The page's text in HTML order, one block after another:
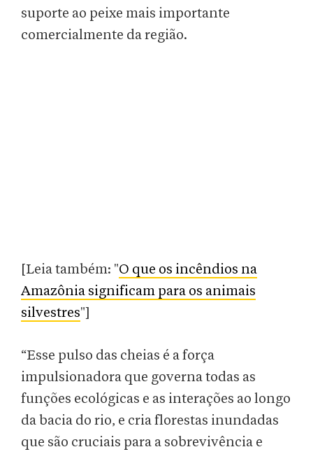
suporte ao peixe mais importante
comercialmente da região.
[Leia também: "O que os incêndios na
Amazônia significam para os animais
silvestres"]
“Esse pulso das cheias é a força
impulsionadora que governa todas as
funções ecológicas e as interações ao longo
da bacia do rio, e cria florestas inundadas
que são cruciais para a sobrevivência e